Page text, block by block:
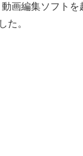
画編集ソフト
た。